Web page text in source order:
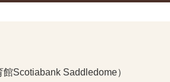
Scotiabank Saddledome）